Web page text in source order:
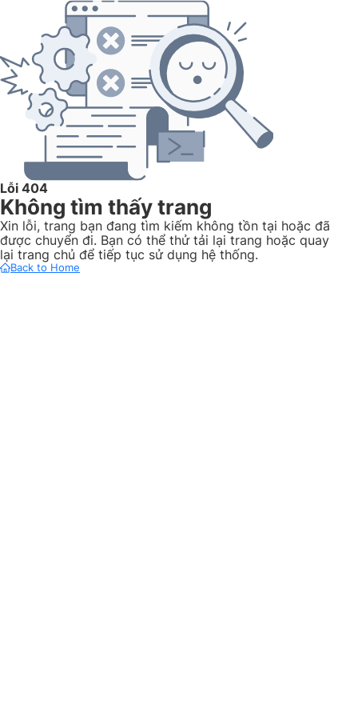
Lỗi 404
Không tìm thấy trang
Xin lỗi, trang bạn đang tìm kiếm không tồn tại hoặc đã
được chuyển đi. Bạn có thể thử tải lại trang hoặc quay
lại trang chủ để tiếp tục sử dụng hệ thống.
Back to Home